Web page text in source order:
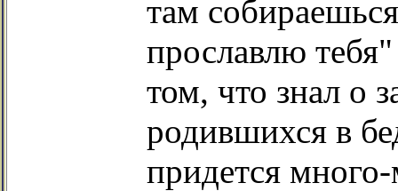
там
прославлю тебя"
том, что знал о
родившихся в
придется